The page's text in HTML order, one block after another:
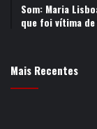
Som: Maria
que foi vítima
Mais Recentes